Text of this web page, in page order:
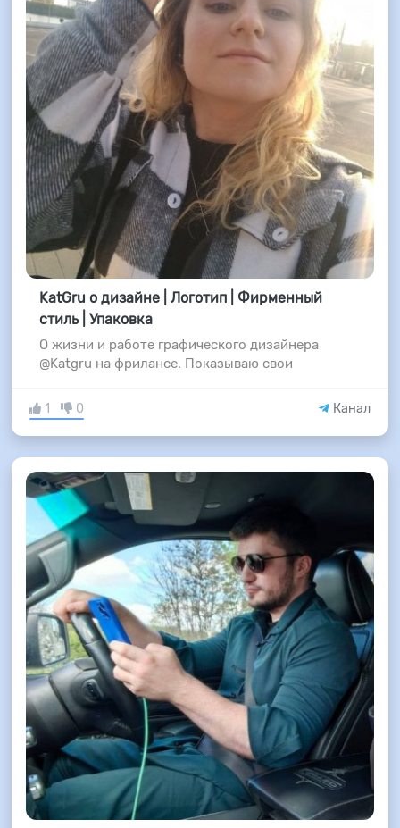
KatGru о дизайне | Логотип | Фирменный
стиль | Упаковка
О жизни и работе графического дизайнера
@Katgru на фрилансе. Показываю свои
1 0 Канал